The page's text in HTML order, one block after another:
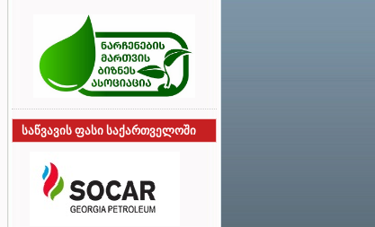
საწვავის ფასი საქართველოში